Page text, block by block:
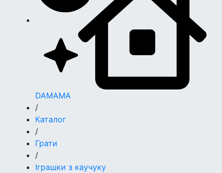
DAMAMA
/
Каталог
/
Грати
/
Іграшки з каучуку